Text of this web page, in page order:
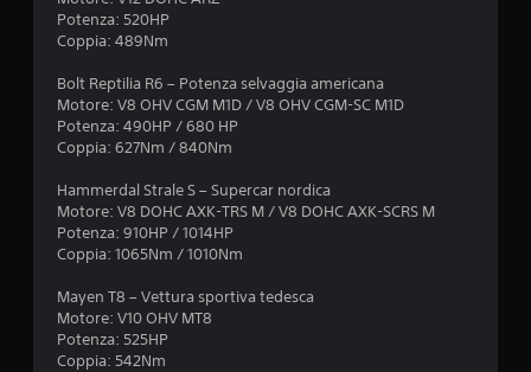
Potenza: 520HP
Coppia: 489Nm
Bolt Reptilia R6 – Potenza selvaggia americana
Motore: V8 OHV CGM M1D / V8 OHV CGM-SC M1D
Potenza: 490HP / 680 HP
Coppia: 627Nm / 840Nm
Hammerdal Strale S – Supercar nordica
Motore: V8 DOHC AXK-TRS M / V8 DOHC AXK-SCRS M
Potenza: 910HP / 1014HP
Coppia: 1065Nm / 1010Nm
Mayen T8 – Vettura sportiva tedesca
Motore: V10 OHV MT8
Potenza: 525HP
Coppia: 542Nm